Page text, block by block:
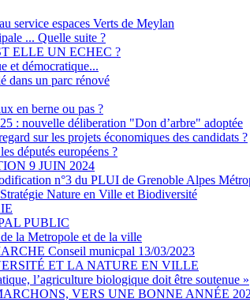
service espaces Verts de Meylan
... Quelle suite ?
ELLE UN ECHEC ?
et démocratique...
dans un parc rénové
en berne ou pas ?
: nouvelle déliberation "Don d’arbre" adoptée
sur les projets économiques des candidats ?
députés européens ?
9 JUIN 2024
n°3 du PLUI de Grenoble Alpes
Nature en Ville et Biodiversité
PUBLIC
la Metropole et de la ville
Conseil municpal 13/03/2023
ET LA NATURE EN VILLE
l’agriculture biologique doit être soutenue »
VERS UNE BONNE ANNÉE